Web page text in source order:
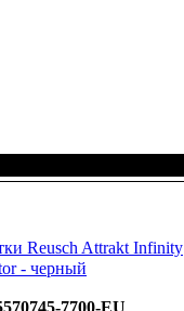
Reusch Attrakt Infinity
- черный
7700-EU